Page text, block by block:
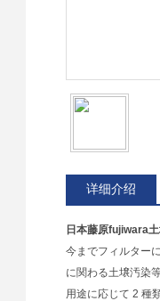
详细介绍
日本藤原fujiwara
今までフィルター
に関わる土壌汚染
用途に応じて 2 種